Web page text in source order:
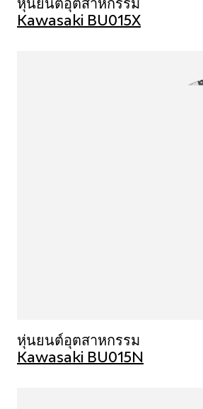
Kawasaki BU015X
หุ่นยนต์อุตสาหกรรม
Kawasaki BU015N